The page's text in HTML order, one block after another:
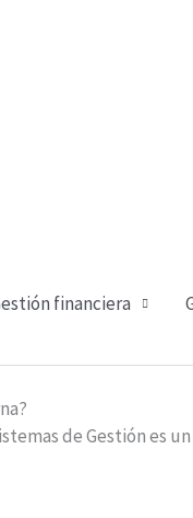
financiera
de Gestión es